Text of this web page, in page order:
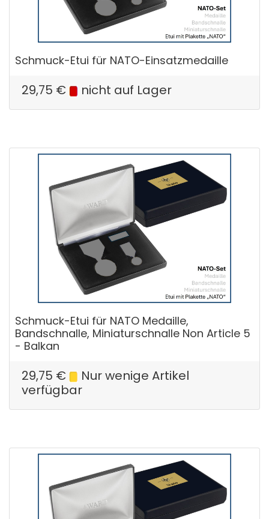
Schmuck-Etui für NATO-Einsatzmedaille
29,75 € nicht auf Lager
Schmuck-Etui für NATO Medaille,
Bandschnalle, Miniaturschnalle Non Article 5
- Balkan
29,75 €
Nur wenige Artikel
verfügbar